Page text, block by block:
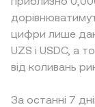
цифри лише
UZS і USDC, а
від коливань
За останні 7